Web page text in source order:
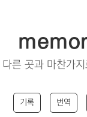
다른 곳과 마찬가
기록 번역